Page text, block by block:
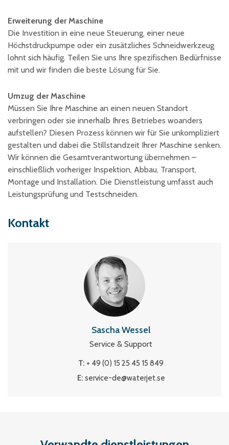
Erweiterung der Maschine
Die Investition in eine neue Steuerung, einer neue
Höchstdruckpumpe oder ein zusätzliches Schneidwerkzeug
lohnt sich häufig. Teilen Sie uns Ihre spezifischen Bedürfnisse
mit und wir finden die beste Lösung für Sie.
Umzug der Maschine
Müssen Sie Ihre Maschine an einen neuen Standort
verbringen oder sie innerhalb Ihres Betriebes woanders
aufstellen? Diesen Prozess können wir für Sie unkompliziert
gestalten und dabei die Stillstandzeit Ihrer Maschine senken.
Wir können die Gesamtverantwortung übernehmen –
einschließlich vorheriger Inspektion, Abbau, Transport,
Montage und Installation. Die Dienstleistung umfasst auch
Leistungsprüfung und Testschneiden.
Kontakt
Sascha Wessel
Service & Support
T: + 49 (0) 15 25 45 15 849
E: service-de@waterjet.se
Veranstaltungskalender
Karriere
Händler werden